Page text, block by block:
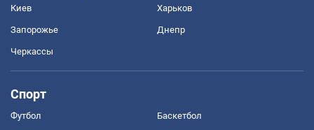
Киев Харьков
Запорожье Днепр
Черкассы
Спорт
Футбол Баскетбол